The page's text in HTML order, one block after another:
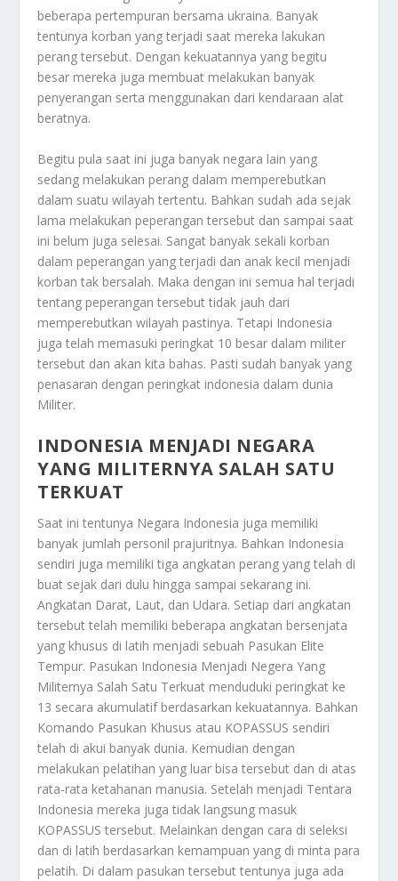
beberapa pertempuran bersama ukraina. Banyak
tentunya korban yang terjadi saat mereka lakukan
perang tersebut. Dengan kekuatannya yang begitu
besar mereka juga membuat melakukan banyak
penyerangan serta menggunakan dari kendaraan alat
beratnya.
Begitu pula saat ini juga banyak negara lain yang
sedang melakukan perang dalam memperebutkan
dalam suatu wilayah tertentu. Bahkan sudah ada sejak
lama melakukan peperangan tersebut dan sampai saat
ini belum juga selesai. Sangat banyak sekali korban
dalam peperangan yang terjadi dan anak kecil menjadi
korban tak bersalah. Maka dengan ini semua hal terjadi
tentang peperangan tersebut tidak jauh dari
memperebutkan wilayah pastinya. Tetapi Indonesia
juga telah memasuki peringkat 10 besar dalam militer
tersebut dan akan kita bahas. Pasti sudah banyak yang
penasaran dengan peringkat indonesia dalam dunia
Militer.
INDONESIA MENJADI NEGARA
YANG MILITERNYA SALAH SATU
TERKUAT
Saat ini tentunya Negara Indonesia juga memiliki
banyak jumlah personil prajuritnya. Bahkan Indonesia
sendiri juga memiliki tiga angkatan perang yang telah di
buat sejak dari dulu hingga sampai sekarang ini.
Angkatan Darat, Laut, dan Udara. Setiap dari angkatan
tersebut telah memiliki beberapa angkatan bersenjata
yang khusus di latih menjadi sebuah Pasukan Elite
Tempur. Pasukan Indonesia Menjadi Negera Yang
Militernya Salah Satu Terkuat menduduki peringkat ke
13 secara akumulatif berdasarkan kekuatannya. Bahkan
Komando Pasukan Khusus atau KOPASSUS sendiri
telah di akui banyak dunia. Kemudian dengan
melakukan pelatihan yang luar bisa tersebut dan di atas
rata-rata ketahanan manusia. Setelah menjadi Tentara
Indonesia mereka juga tidak langsung masuk
KOPASSUS tersebut. Melainkan dengan cara di seleksi
dan di latih berdasarkan kemampuan yang di minta para
pelatih. Di dalam pasukan tersebut tentunya juga ada